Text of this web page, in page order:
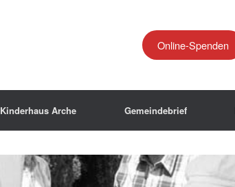
Online-Spenden
Kinderhaus Arche Gemeindebrief